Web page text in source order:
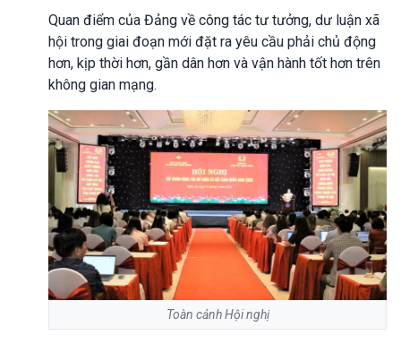
Quan điểm của Đảng về công tác tư tưởng, dư luận xã
hội trong giai đoạn mới đặt ra yêu cầu phải chủ động
hơn, kịp thời hơn, gần dân hơn và vận hành tốt hơn trên
không gian mạng.
Toàn cảnh Hội nghị